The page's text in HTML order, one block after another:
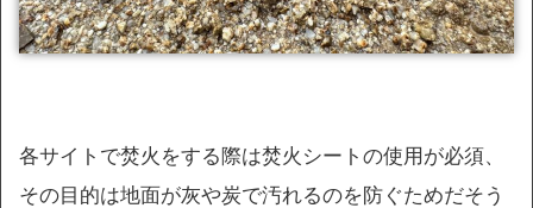
各サイトで焚火をする際は焚火シートの使用が必須、
その目的は地面が灰や炭で汚れるのを防ぐためだそう